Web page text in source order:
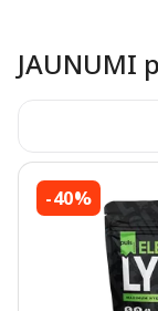
JAUNUMI
-40%